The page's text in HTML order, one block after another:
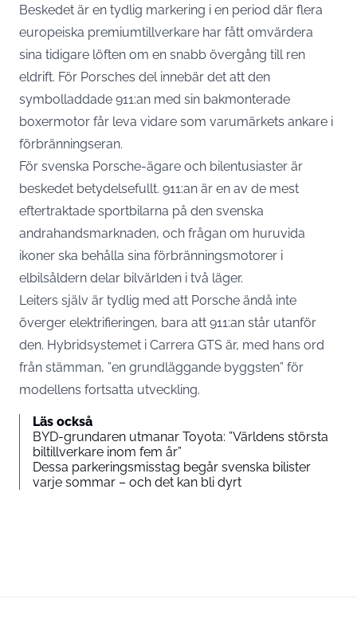
Beskedet är en tydlig markering i en period där flera
europeiska premiumtillverkare har fått omvärdera
sina tidigare löften om en snabb övergång till ren
eldrift. För Porsches del innebär det att den
symbolladdade 911:an med sin bakmonterade
boxermotor får leva vidare som varumärkets ankare i
förbränningseran.
För svenska Porsche-ägare och bilentusiaster är
beskedet betydelsefullt. 911:an är en av de mest
eftertraktade sportbilarna på den svenska
andrahandsmarknaden, och frågan om huruvida
ikoner ska behålla sina förbränningsmotorer i
elbilsåldern delar bilvärlden i två läger.
Leiters själv är tydlig med att Porsche ändå inte
överger elektrifieringen, bara att 911:an står utanför
den. Hybridsystemet i Carrera GTS är, med hans ord
från stämman, ”en grundläggande byggsten” för
modellens fortsatta utveckling.
Läs också
BYD-grundaren utmanar Toyota: ”Världens största
biltillverkare inom fem år”
Dessa parkeringsmisstag begår svenska bilister
varje sommar – och det kan bli dyrt